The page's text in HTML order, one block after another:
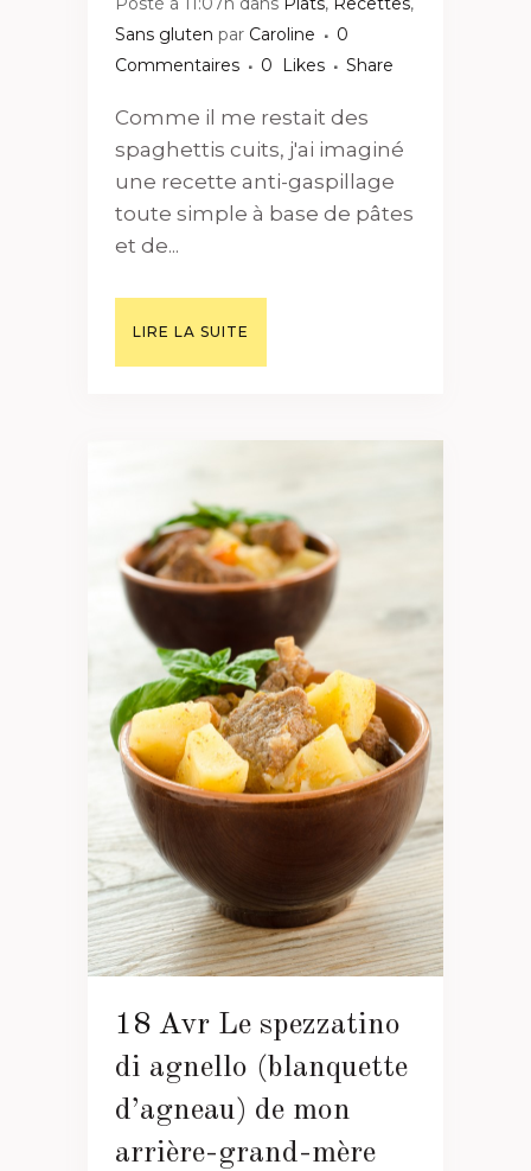
Sans gluten par Caroline
0
Commentaires
0 Likes Share
Comme il me restait des
spaghettis cuits, j'ai imaginé
une recette anti-gaspillage
toute simple à base de pâtes
et de...
LIRE LA SUITE
18 Avr Le spezzatino
di agnello (blanquette
d’agneau) de mon
arrière-grand-mère